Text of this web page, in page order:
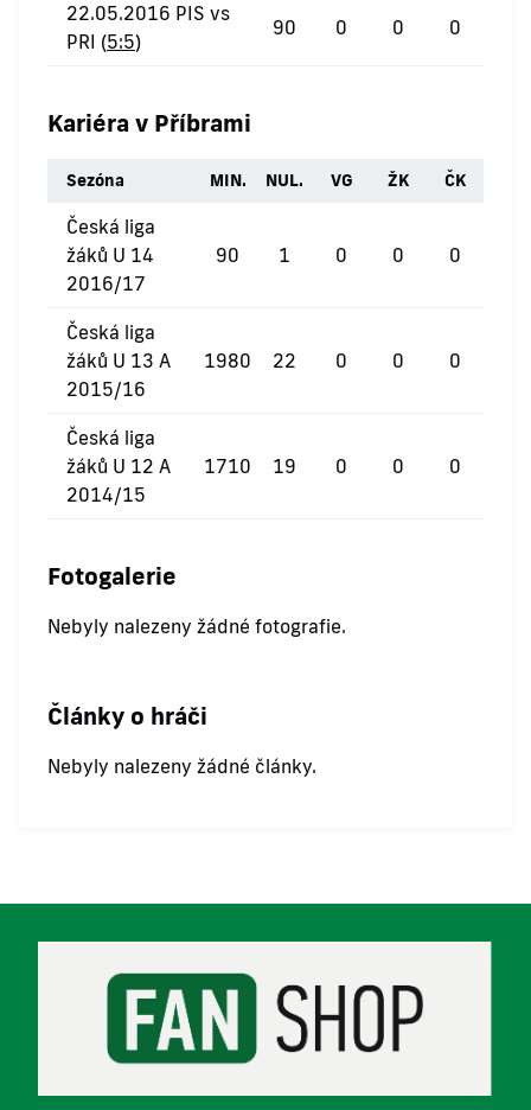
22.05.2016 PIS vs
PRI (5:5)
90 0 0 0
Kariéra v Příbrami
Sezóna MIN. NUL. VG ŽK ČK
Česká liga
žáků U 14
2016/17
90 1 0 0 0
Česká liga
žáků U 13 A
2015/16
1980 22 0 0 0
Česká liga
žáků U 12 A
2014/15
1710 19 0 0 0
Fotogalerie
Nebyly nalezeny žádné fotografie.
Články o hráči
Nebyly nalezeny žádné články.